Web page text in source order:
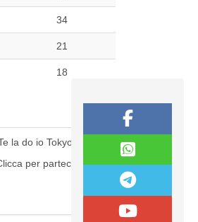
34
21
18
la do io Tokyo?
per partecipare al